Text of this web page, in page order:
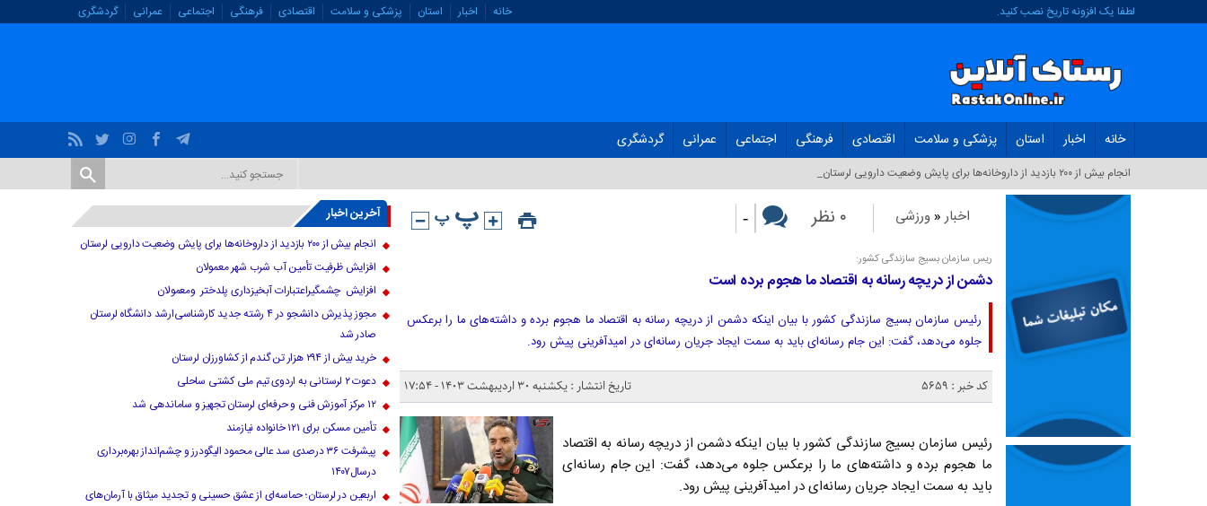
لطفا یک افزونه تاریخ نصب کنید. خانه اخبار استان پزشکی و سلامت اقتصادی فرهنگی اجتماعی عمرانی گردشگری
خانه اخبار استان پزشکی و سلامت اقتصادی فرهنگی اجتماعی عمرانی گردشگری
انجام بیش از ۲۰۰ بازدید از داروخانه‌ها برای پایش وضعیت دارویی لرستان_
اخبار «ورزشی ۰ نظر -
ریس سازمان بسیج سازندگی کشور:
دشمن از دریچه رسانه به اقتصاد ما هجوم برده است
رئیس سازمان بسیج سازندگی کشور با بیان اینکه دشمن از دریچه رسانه به اقتصاد ما هجوم برده و داشته‌های ما را برعکس
جلوه می‌دهد، گفت: این جام رسانه‌ای باید به سمت ایجاد جریان رسانه‌ای در امیدآفرینی پیش رود.
کد خبر : 5659 تاریخ انتشار : یکشنبه ۳۰ اردیبهشت ۱۴۰۳ - ۱۷:۵۴
رئیس سازمان بسیج سازندگی کشور با بیان اینکه دشمن از دریچه رسانه به اقتصاد
ما هجوم برده و داشته‌های ما را برعکس جلوه می‌دهد، گفت: این جام رسانه‌ای
باید به سمت ایجاد جریان رسانه‌ای در امیدآفرینی پیش رود.
آخرین اخبار
انجام بیش از ۲۰۰ بازدید از داروخانه‌ها برای پایش وضعیت دارویی لرستان
افزایش ظرفیت تأمین آب شرب شهر معمولان
افزایش چشمگیراعتبارات آبخیزداری پلدختر ومعمولان
مجوز پذیرش دانشجو در ۴ رشته جدید کارشناسی‌ارشد دانشگاه لرستان
صادر شد
خرید بیش از ۲۹۴ هزار تن گندم از کشاورزان لرستان
دعوت ۲ لرستانی به اردوی تیم ملی کشتی ساحلی
۱۲ مرکز آموزش فنی و حرفه‌ای لرستان تجهیز و ساماندهی شد
تأمین مسکن برای ۱۲۱ خانواده نیازمند
پیشرفت ۳۶ درصدی سد عالی محمود الیگودرز و چشم‌انداز بهره‌برداری
درسال۱۴۰۷
اربعین در لرستان؛ حماسه‌ای از عشق حسینی و تجدید میثاق با آرمان‌های